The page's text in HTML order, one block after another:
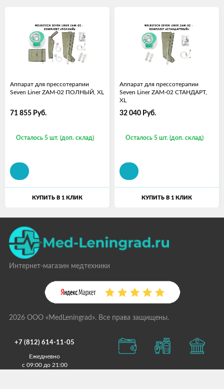
Аппарат для прессотерапии
Seven Liner ZAM-02 ПОЛНЫЙ, XL
71 855 Руб.
Осталось 5 шт. (доп. склад)
КУПИТЬ В 1 КЛИК
Аппарат для прессотерапии
Seven Liner ZAM-02 СТАНДАРТ,
XL
32 040 Руб.
Осталось 5 шт. (доп. склад)
КУПИТЬ В 1 КЛИК
Интернет-магазин медтехники
2026 ООО «MedLeningrad». Все права защищены.
+7 (812) 614-11-05
Ежедневно
с 09:00 до 21:00